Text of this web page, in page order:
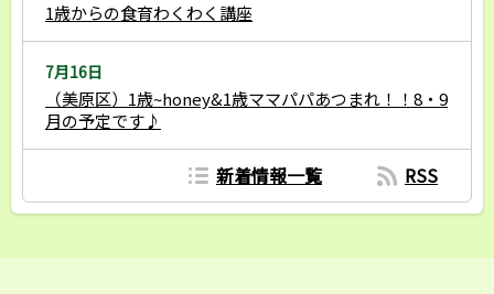
1歳からの食育わくわく講座
7月16日
（美原区）1歳~honey&1歳ママパパあつまれ！！8・9
月の予定です♪
新着情報一覧 RSS